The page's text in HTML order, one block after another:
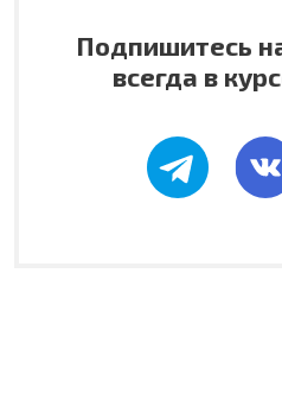
Подпишитесь
всегда в